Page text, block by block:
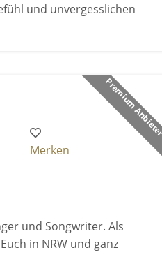
und unvergesslichen
Premium Anbieter
Merken
und Songwriter. Als
in NRW und ganz